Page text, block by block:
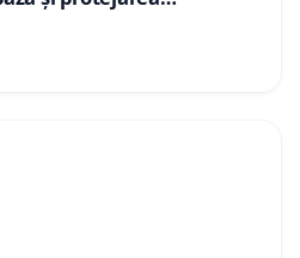
pentru asistenții